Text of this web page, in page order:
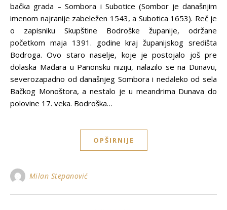
bačka grada – Sombora i Subotice (Sombor je današnjim
imenom najranije zabeležen 1543, a Subotica 1653). Reč je
o zapisniku Skupštine Bodroške županije, održane
početkom maja 1391. godine kraj županijskog središta
Bodroga. Ovo staro naselje, koje je postojalo još pre
dolaska Mađara u Panonsku niziju, nalazilo se na Dunavu,
severozapadno od današnjeg Sombora i nedaleko od sela
Bačkog Monoštora, a nestalo je u meandrima Dunava do
polovine 17. veka. Bodroška…
OPŠIRNIJE
Milan Stepanović